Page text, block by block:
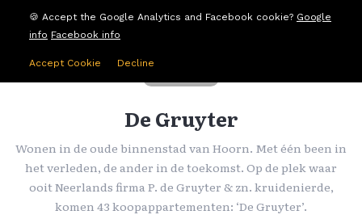
🍪 Accept the Google Analytics and Facebook cookie? Google
info Facebook info
Accept Cookie Decline
De Gruyter
Wonen in de oude binnenstad van Hoorn. Met één been in
het verleden, de ander in de toekomst. Op de plek waar
ooit Neerlands firma P. de Gruyter & zn. kruidenierde,
komen 43 koopappartementen: ‘De Gruyter’.